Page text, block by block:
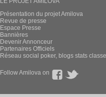
Présentation du projet Amilova
Revue de presse
Espace Presse
Bannières
Devenir Annonceur
Partenaires Officiels
Réseau social poker, blogs stats
Follow Amilova on